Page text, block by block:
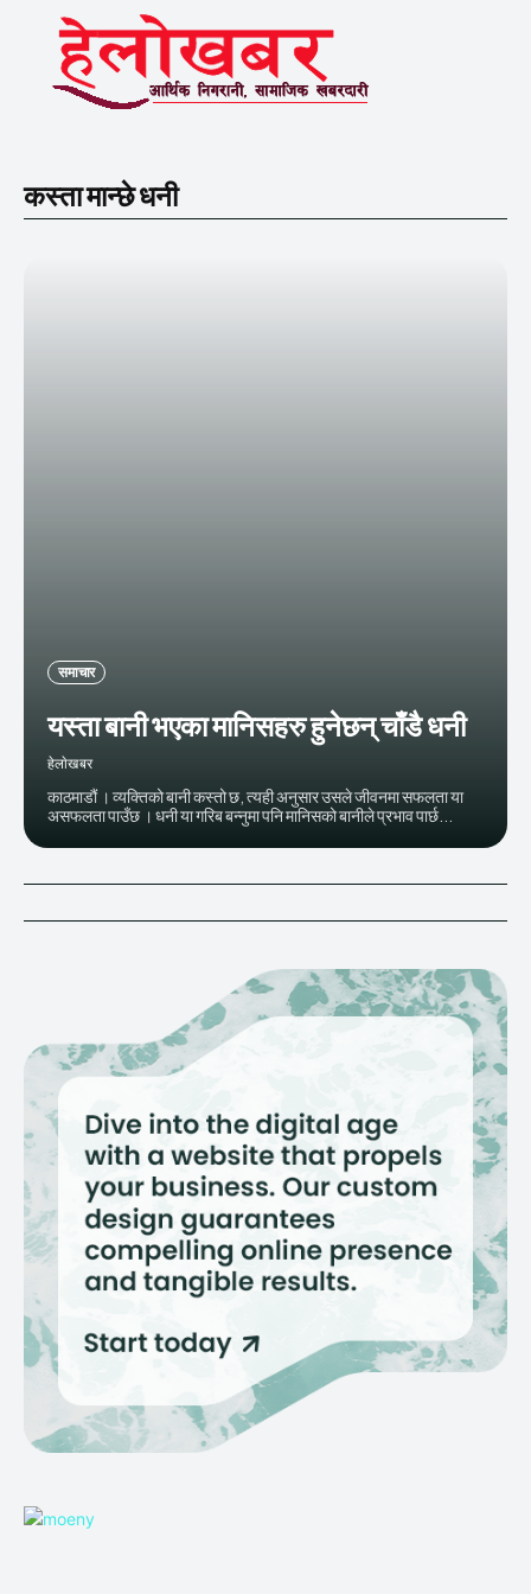
कस्ता मान्छे धनी
समाचार
यस्ता बानी भएका मानिसहरु हुनेछन् चाँडै धनी
हेलाेखबर
काठमाडौं । व्यक्तिको बानी कस्तो छ, त्यही अनुसार उसले जीवनमा सफलता या
असफलता पाउँछ । धनी या गरिब बन्नुमा पनि मानिसको बानीले प्रभाव पार्छ...